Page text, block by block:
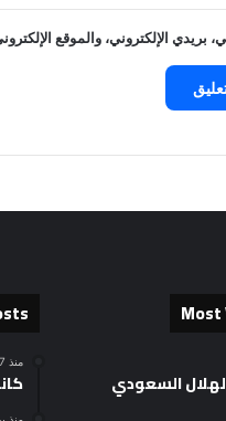
بريدي الإلكتروني، والموقع
السعودي
منذ 7 ساعات